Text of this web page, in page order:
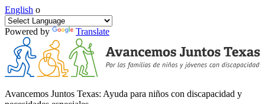
English o
Powered by Translate
Avancemos Juntos Texas: Ayuda para niños con discapacidad y